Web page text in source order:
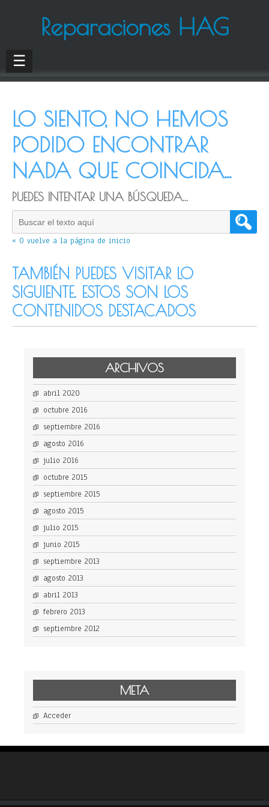
Reparaciones HAG
☰
LO SIENTO, NO HEMOS
PODIDO ENCONTRAR
NADA QUE COINCIDA...
PUEDES INTENTAR UNA BÚSQUEDA...
« O vuelve a la página de inicio
TAMBIÉN PUEDES VISITAR LO
SIGUIENTE. ESTOS SON LOS
CONTENIDOS DESTACADOS
ARCHIVOS
abril 2020
octubre 2016
septiembre 2016
agosto 2016
julio 2016
octubre 2015
septiembre 2015
agosto 2015
julio 2015
junio 2015
septiembre 2013
agosto 2013
abril 2013
febrero 2013
septiembre 2012
META
Acceder